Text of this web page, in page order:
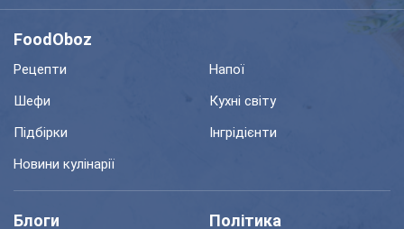
FoodOboz
Рецепти
Напої
Шефи
Кухні світу
Підбірки
Інгрідієнти
Новини кулінарії
Блоги Політика